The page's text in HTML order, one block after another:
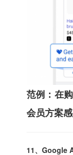
范例：在
会员方案
11、Google